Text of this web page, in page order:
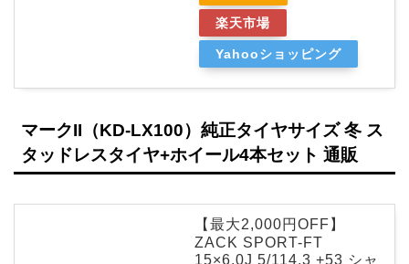
楽天市場
Yahooショッピング
マークII（KD-LX100）純正タイヤサイズ 冬 ス
タッドレスタイヤ+ホイール4本セット 通販
【最大2,000円OFF】
ZACK SPORT-FT
15×6.0J 5/114.3 +53 シャ